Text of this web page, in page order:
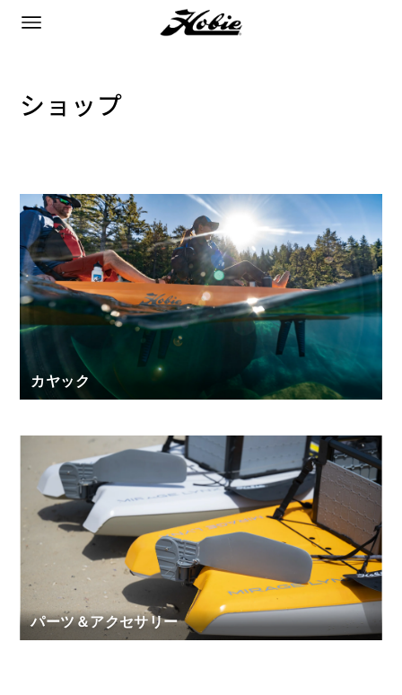
ショップ
カヤック
カヤック
パーツ＆アクセサリー
パーツ＆アクセサリー